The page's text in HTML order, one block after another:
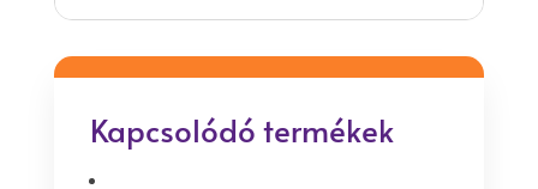
Kapcsolódó termékek